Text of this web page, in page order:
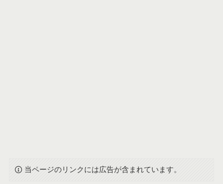
当ページのリンクには広告が含まれています。